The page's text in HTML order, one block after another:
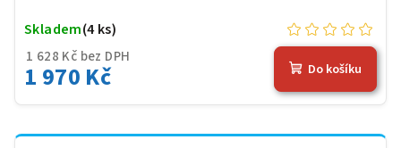
1 628 Kč bez DPH
1 970 Kč
Skladem(4 ks)
Do košíku